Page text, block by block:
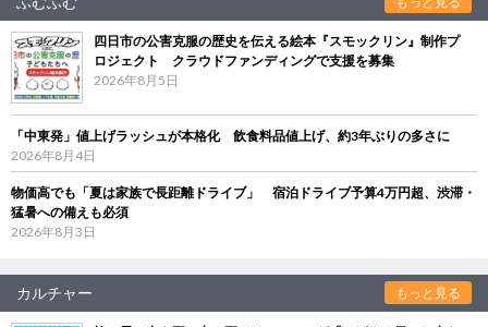
四日市の公害克服の歴史を伝える絵本『スモックリン』制作プ
ロジェクト クラウドファンディングで支援を募集
2026年8月5日
「中東発」値上げラッシュが本格化 飲食料品値上げ、約3年ぶりの多さに
2026年8月4日
物価高でも「夏は家族で長距離ドライブ」 宿泊ドライブ予算4万円超、渋滞・
猛暑への備えも必須
2026年8月3日
カルチャー もっと見る